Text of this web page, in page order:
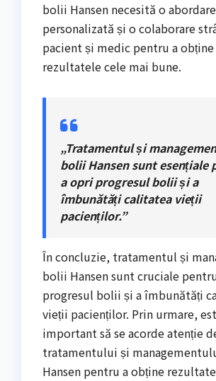
bolii Hansen necesită o abordare
personalizată și o colaborare
pacient și medic pentru a obține
rezultatele cele mai bune.
„Tratamentul și
bolii Hansen sunt esențiale
a opri progresul bolii și a
îmbunătăți calitatea vieții
pacienților.”
În concluzie, tratamentul și
bolii Hansen sunt cruciale
progresul bolii și a îmbunătăți
vieții pacienților. Prin urmare,
important să se acorde atenție
tratamentului și
Hansen pentru a obține